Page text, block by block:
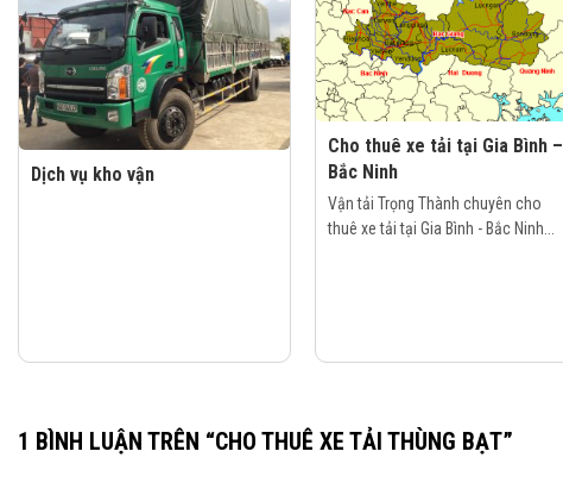
Dịch vụ kho vận
Cho thuê xe tải tại Gia Bình –
Bắc Ninh
Vận tải Trọng Thành chuyên cho
thuê xe tải tại Gia Bình - Bắc Ninh...
1 BÌNH LUẬN TRÊN “CHO THUÊ XE TẢI THÙNG BẠT”